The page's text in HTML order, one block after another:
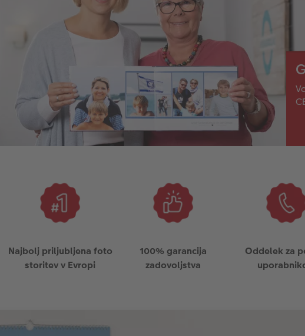
Najbolj priljubljena foto
storitev v Evropi
100% garancija
zadovoljstva
Oddelek za